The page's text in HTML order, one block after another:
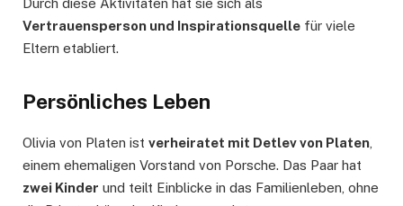
Durch diese Aktivitäten hat sie sich als
Vertrauensperson und Inspirationsquelle für viele
Eltern etabliert.
Persönliches Leben
Olivia von Platen ist verheiratet mit Detlev von Platen,
einem ehemaligen Vorstand von Porsche. Das Paar hat
zwei Kinder und teilt Einblicke in das Familienleben, ohne